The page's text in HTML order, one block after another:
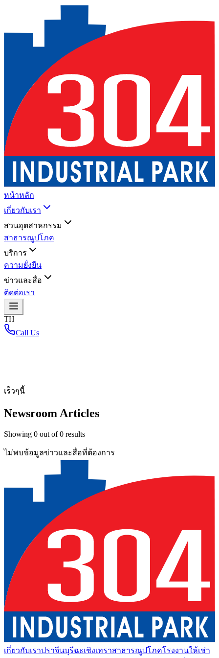
หน้าหลัก
เกี่ยวกับเรา
สวนอุตสาหกรรม
สาธารณูปโภค
บริการ
ความยั่งยืน
ข่าวและสื่อ
ติดต่อเรา
TH
Call Us
เร็วๆนี้
Newsroom Articles
Showing 0 out of0 results
ไม่พบข้อมูลข่าวและสื่อที่ต้องการ
เกี่ยวกับเราปราจีนบุรีฉะเชิงเทราสาธารณูปโภคโรงงานให้เช่า